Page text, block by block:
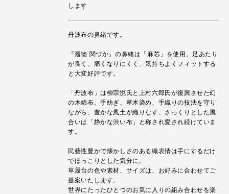
します
丹波布の鼻緒です。
『履物 関づか』の鼻緒は「麻芯」を使用。足あたり
が良く、痛くなりにくく、気持ちよくフィットする
と大変好評です。
「丹波布」は柳宗悦氏と上村六郎氏が復興させた幻
の木綿布。手紡ぎ、草木染め、手織りの技法を守り
ながら、豊かな風土が織りなす、ざっくりとした風
合いは「静かな渋い布」と称され愛され続けていま
す。
民藝性豊かで懐かしさのある織表情は手にするだけ
でほっこりとした気分に。
草履台の色や素材、サイズは、お好みに合わせてご
提案いたします。
世界にたったひとつのお気に入りの組み合わせを楽